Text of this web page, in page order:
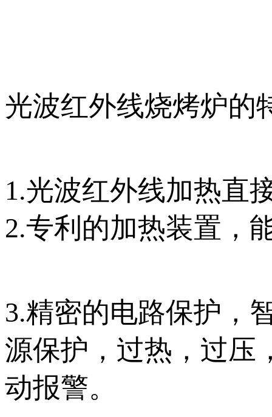
光波红外线烧烤炉的
1.光波红外线加热直
2.专利的加热装置，
3.精密的电路保护，
源保护，过热，过压
动报警。